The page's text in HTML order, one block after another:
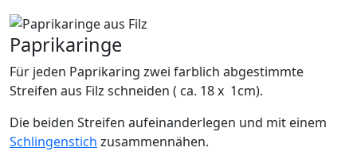
Paprikaringe
Für jeden Paprikaring zwei farblich abgestimmte
Streifen aus Filz schneiden ( ca. 18 x 1cm).
Die beiden Streifen aufeinanderlegen und mit einem
Schlingenstich zusammennähen.